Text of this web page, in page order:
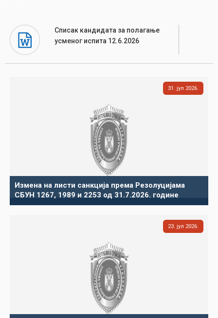
Списак кандидата за полагање
усменог испита 12.6.2026
31 јул 2026
Измена на листи санкција према Резолуцијама
СБУН 1267, 1989 и 2253 од 31.7.2026. године
23 јул 2026